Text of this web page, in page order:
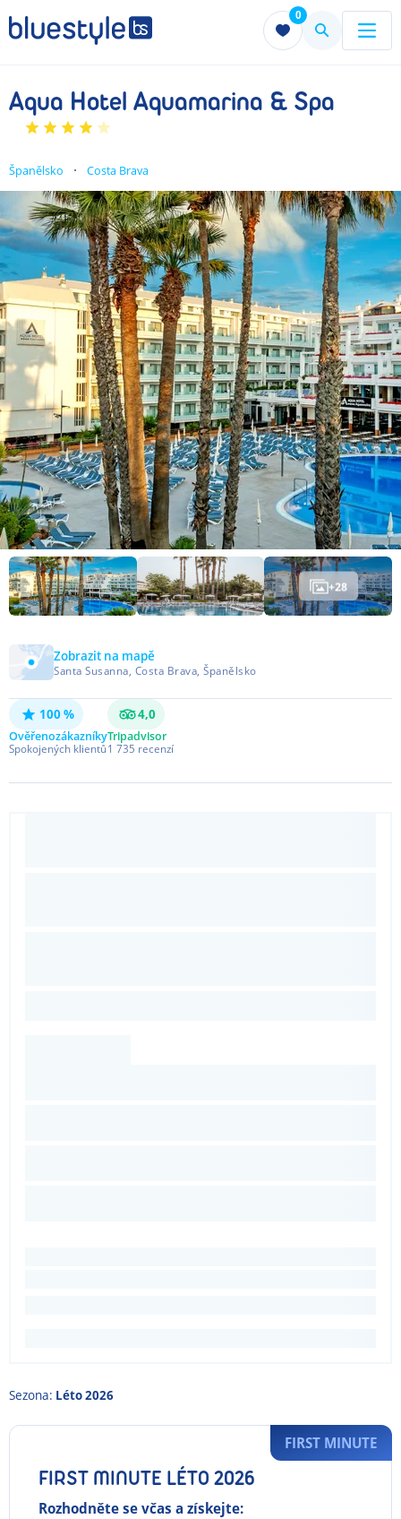
0
Menu Menu
Aqua Hotel Aquamarina & Spa
Španělsko Costa Brava
+28
Zobrazit na mapě
Santa Susanna, Costa Brava, Španělsko
100 %
Ověřenozákazníky
Spokojených klientů
4,0
Tripadvisor
1 735 recenzí
Sezona: Léto 2026
FIRST MINUTE LÉTO 2026
Rozhodněte se včas a získejte:
FIRST MINUTE